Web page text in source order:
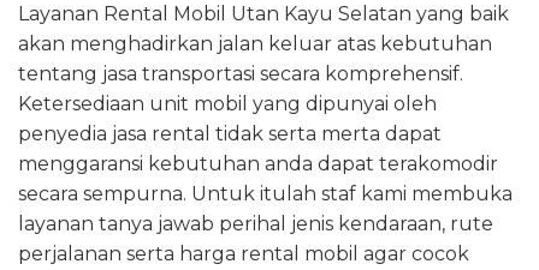
Layanan Rental Mobil Utan Kayu Selatan yang baik
akan menghadirkan jalan keluar atas kebutuhan
tentang jasa transportasi secara komprehensif.
Ketersediaan unit mobil yang dipunyai oleh
penyedia jasa rental tidak serta merta dapat
menggaransi kebutuhan anda dapat terakomodir
secara sempurna. Untuk itulah staf kami membuka
layanan tanya jawab perihal jenis kendaraan, rute
perjalanan serta harga rental mobil agar cocok